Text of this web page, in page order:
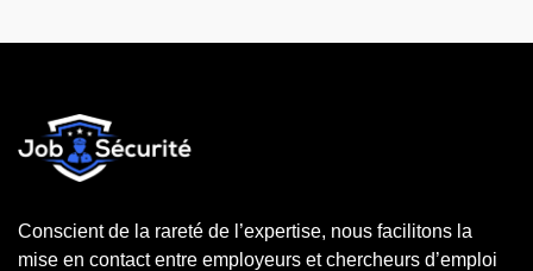
Conscient de la rareté de l’expertise, nous facilitons la
mise en contact entre employeurs et chercheurs d’emploi